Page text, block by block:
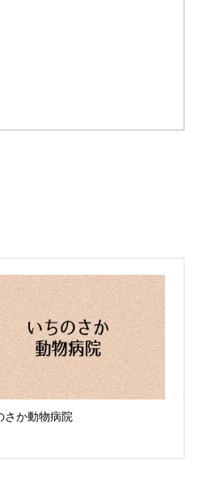
さか動物病院